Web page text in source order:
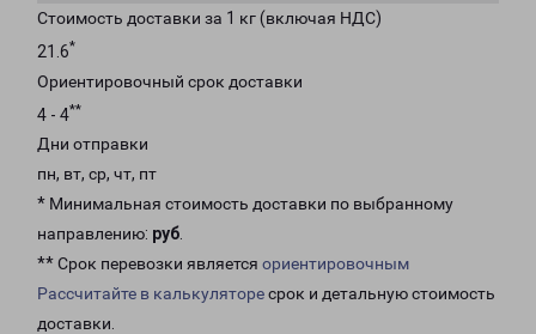
Стоимость доставки за 1 кг (включая НДС)
21.6*
Ориентировочный срок доставки
4 - 4**
Дни отправки
пн, вт, ср, чт, пт
* Минимальная стоимость доставки по выбранному
направлению: руб.
** Срок перевозки является ориентировочным
Рассчитайте в калькуляторесрок и детальную стоимость
доставки.